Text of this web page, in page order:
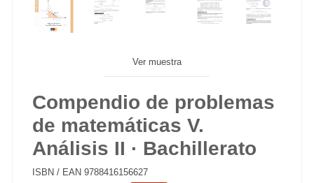
Ver muestra
Compendio de problemas
de matemáticas V.
Análisis II · Bachillerato
ISBN / EAN 9788416156627